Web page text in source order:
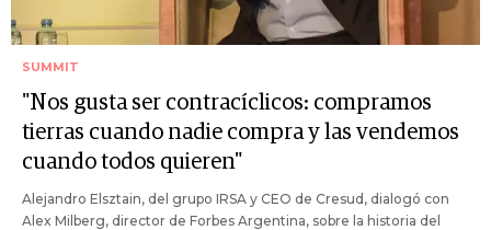
SUMMIT
"Nos gusta ser contracíclicos: compramos
tierras cuando nadie compra y las vendemos
cuando todos quieren"
Alejandro Elsztain, del grupo IRSA y CEO de Cresud, dialogó con
Alex Milberg, director de Forbes Argentina, sobre la historia del